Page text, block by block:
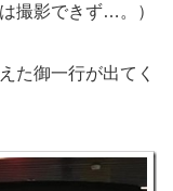
撮影できず…。）
た御一行が出てく